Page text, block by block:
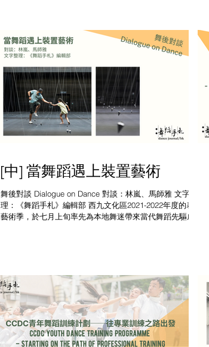
[中] 當舞蹈遇上裝置藝術
舞後對談 Dialogue on Dance 對談：林嵐、馬師雅 文字整
理：《舞蹈手札》編輯部 西九文化區2021-2022年度的表演
藝術季，於七月上旬率先為本地舞迷帶來當代舞蹈先驅威